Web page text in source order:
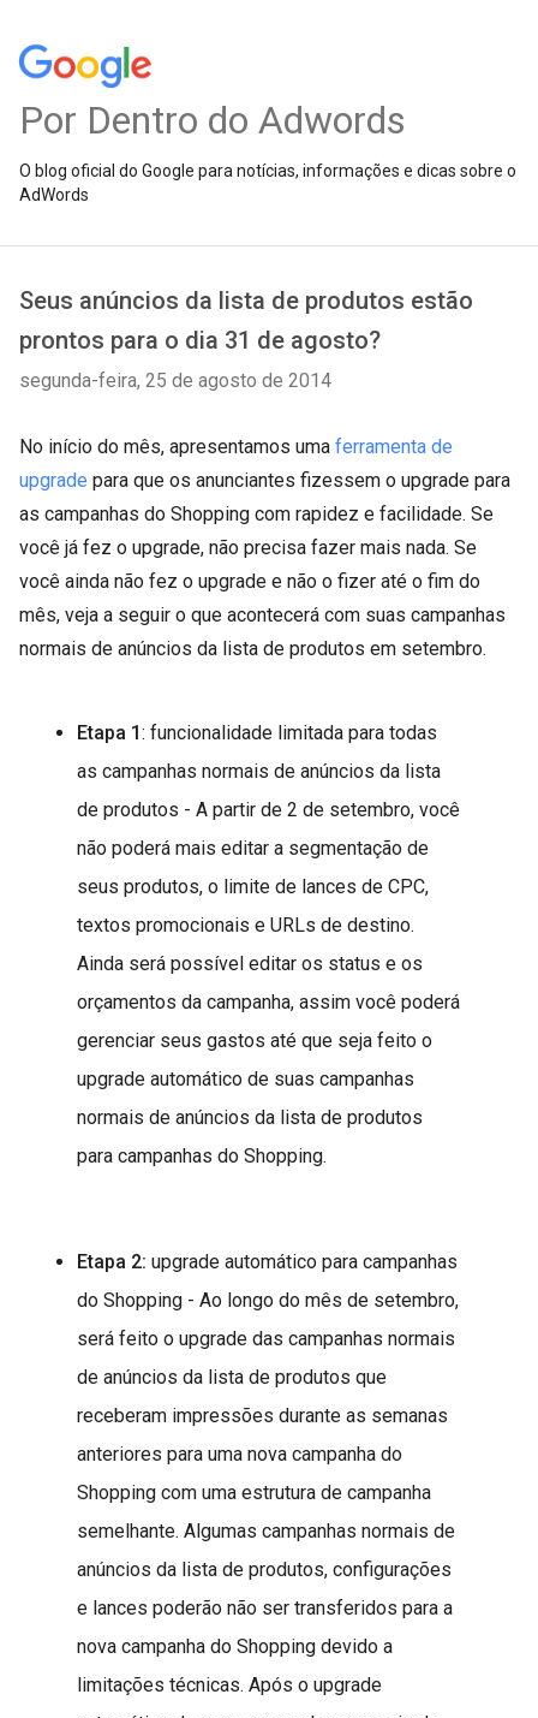
Por Dentro do Adwords
O blog oficial do Google para notícias, informações e dicas sobre o
AdWords
Seus anúncios da lista de produtos estão
prontos para o dia 31 de agosto?
segunda-feira, 25 de agosto de 2014
No início do mês, apresentamos uma ferramenta de
upgrade para que os anunciantes fizessem o upgrade para
as campanhas do Shopping com rapidez e facilidade. Se
você já fez o upgrade, não precisa fazer mais nada. Se
você ainda não fez o upgrade e não o fizer até o fim do
mês, veja a seguir o que acontecerá com suas campanhas
normais de anúncios da lista de produtos em setembro.
Etapa 1: funcionalidade limitada para todas
as campanhas normais de anúncios da lista
de produtos - A partir de 2 de setembro, você
não poderá mais editar a segmentação de
seus produtos, o limite de lances de CPC,
textos promocionais e URLs de destino.
Ainda será possível editar os status e os
orçamentos da campanha, assim você poderá
gerenciar seus gastos até que seja feito o
upgrade automático de suas campanhas
normais de anúncios da lista de produtos
para campanhas do Shopping.
Etapa 2: upgrade automático para campanhas
do Shopping - Ao longo do mês de setembro,
será feito o upgrade das campanhas normais
de anúncios da lista de produtos que
receberam impressões durante as semanas
anteriores para uma nova campanha do
Shopping com uma estrutura de campanha
semelhante. Algumas campanhas normais de
anúncios da lista de produtos, configurações
e lances poderão não ser transferidos para a
nova campanha do Shopping devido a
limitações técnicas. Após o upgrade